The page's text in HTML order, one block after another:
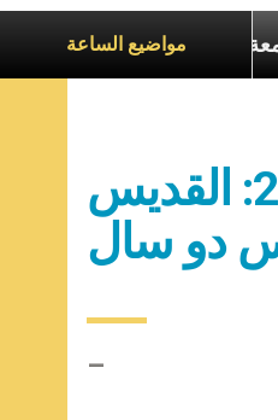
مواضيع الساعةالسلام يُبنى بصبر يومًا بعد يوم
المقابلة العامة نهار الأربعاء 02 مارس 2011: القديس
دو سال
–